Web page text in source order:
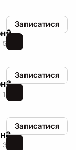
₴
Записатися
₴
Записатися
₴
Записатися